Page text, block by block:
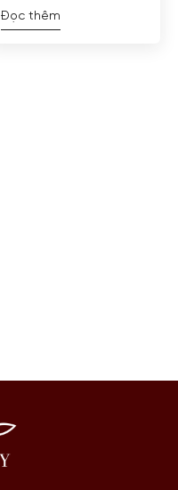
Đọc thêm